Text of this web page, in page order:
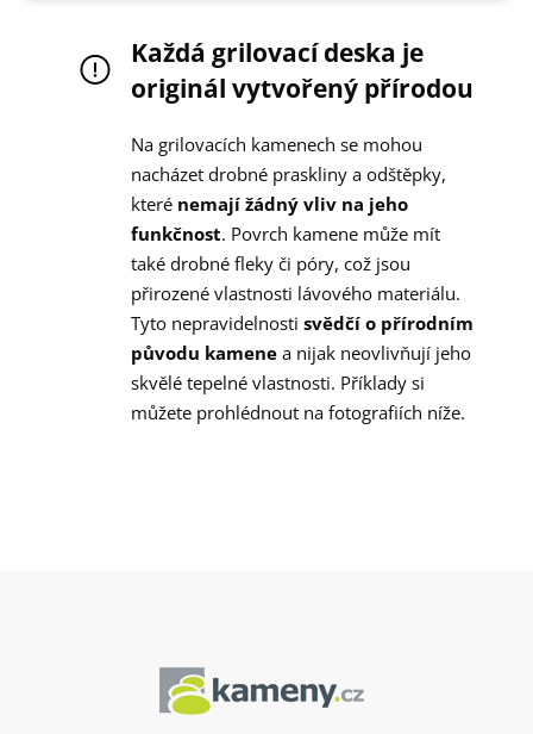
Každá grilovací deska je
originál vytvořený přírodou
Na grilovacích kamenech se mohou
nacházet drobné praskliny a odštěpky,
které nemají žádný vliv na jeho
funkčnost. Povrch kamene může mít
také drobné fleky či póry, což jsou
přirozené vlastnosti lávového materiálu.
Tyto nepravidelnosti svědčí o přírodním
původu kamene a nijak neovlivňují jeho
skvělé tepelné vlastnosti. Příklady si
můžete prohlédnout na fotografiích níže.